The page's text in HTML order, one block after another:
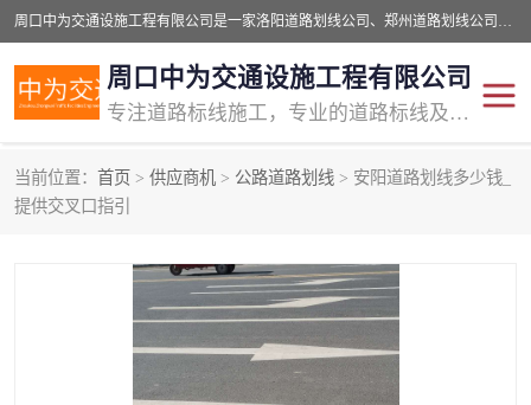
周口中为交通设施工程有限公司是一家洛阳道路划线公司、郑州道路划线公司、平顶山道路车位划线公司、开封车位划线公司、许昌道路车位划线公司、漯河道路车位划线公司，公司始终坚持“诚信、匠心、专注”的宗旨；我们的经营理念是：的服务。
周口中为交通设施工程有限公司
专注道路标线施工，专业的道路标线及交通设施施工服务商!
当前位置： 首页 > 供应商机 > 公路道路划线 > 安阳道路划线多少钱_
提供交叉口指引
交通道路标线
道路标线划线 马路标线
道路划线